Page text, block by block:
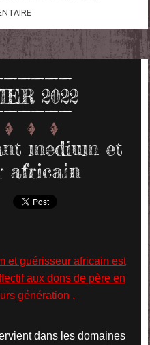
2022
medium et
africain
et guérisseur africain est
aux dons de père en
génération .
dans les domaines